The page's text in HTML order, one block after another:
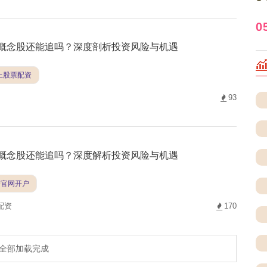
念股还能追吗？深度剖析投资风险与机遇
股票配资
93
念股还能追吗？深度解析投资风险与机遇
网开户
资 170
部加载完成